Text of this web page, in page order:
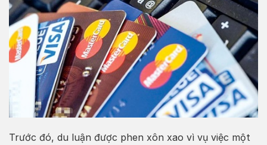
Trước đó, du luận được phen xôn xao vì vụ việc một